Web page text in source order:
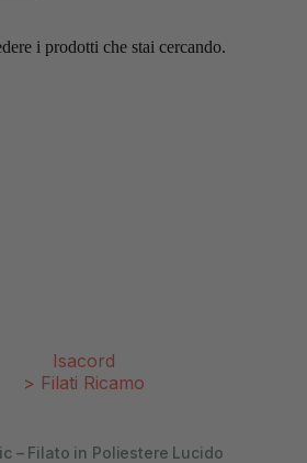
i prodotti che stai cercando.
Isacord
> Filati Ricamo
– Filato in Poliestere Lucido